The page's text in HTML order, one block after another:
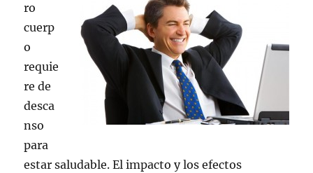
ro
cuerp
o
requie
re de
desca
nso
para
estar saludable. El impacto y los efectos